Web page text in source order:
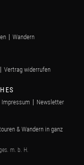
Wandern
Vertrag widerrufen
Impressum Newsletter
& Wandern in ganz
m. b. H.